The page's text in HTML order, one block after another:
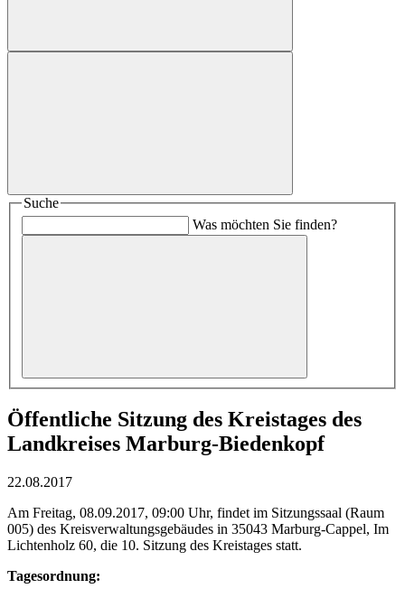
Suche
Was möchten Sie finden?
Öffentliche Sitzung des Kreistages des
Landkreises Marburg-Biedenkopf
22.08.2017
Am Freitag, 08.09.2017, 09:00 Uhr, findet im Sitzungssaal (Raum
005) des Kreisverwaltungsgebäudes in 35043 Marburg-Cappel, Im
Lichtenholz 60, die 10. Sitzung des Kreistages statt.
Tagesordnung: